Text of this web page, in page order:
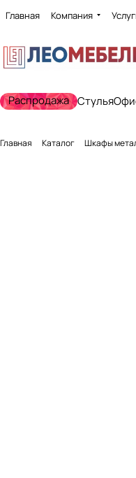
Главная Компания
Распродажа Стулья
Главная Каталог Шкафы